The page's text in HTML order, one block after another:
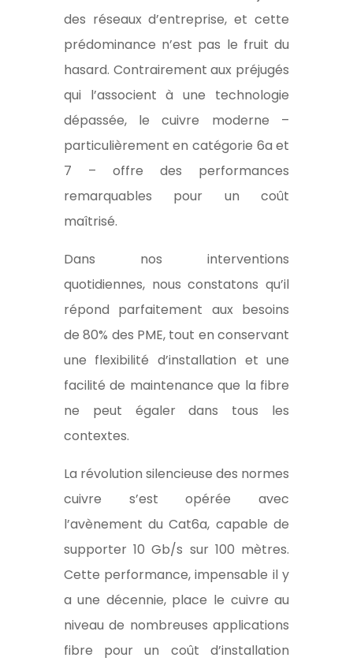
des réseaux d’entreprise, et cette
prédominance n’est pas le fruit du
hasard. Contrairement aux préjugés
qui l’associent à une technologie
dépassée, le cuivre moderne –
particulièrement en catégorie 6a et
7 – offre des performances
remarquables pour un coût
maîtrisé.
Dans nos interventions
quotidiennes, nous constatons qu’il
répond parfaitement aux besoins
de 80% des PME, tout en conservant
une flexibilité d’installation et une
facilité de maintenance que la fibre
ne peut égaler dans tous les
contextes.
La révolution silencieuse des normes
cuivre s’est opérée avec
l’avènement du Cat6a, capable de
supporter 10 Gb/s sur 100 mètres.
Cette performance, impensable il y
a une décennie, place le cuivre au
niveau de nombreuses applications
fibre pour un coût d’installation